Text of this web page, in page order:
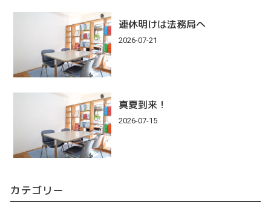
連休明けは法務局へ
2026-07-21
真夏到来！
2026-07-15
カテゴリー